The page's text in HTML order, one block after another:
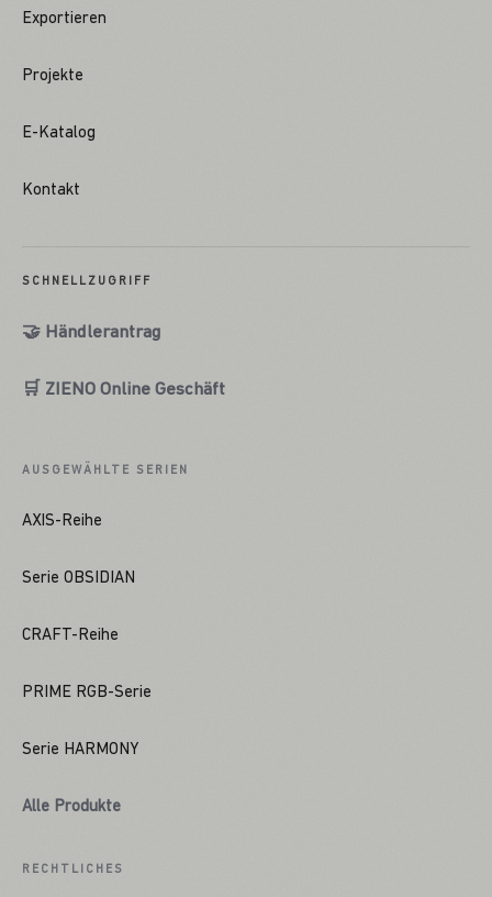
Exportieren
Projekte
E-Katalog
Kontakt
SCHNELLZUGRIFF
🤝 Händlerantrag
🛒 ZIENO Online Geschäft
AUSGEWÄHLTE SERIEN
AXIS-Reihe
Serie OBSIDIAN
CRAFT-Reihe
PRIME RGB-Serie
Serie HARMONY
Alle Produkte
RECHTLICHES